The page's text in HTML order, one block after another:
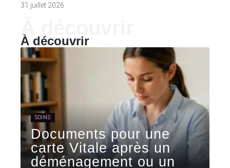
31 juillet 2026
À découvrir
SOINS
Documents pour une
carte Vitale après un
déménagement ou un